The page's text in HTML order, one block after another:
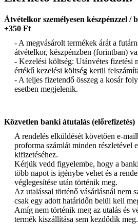
Átvételkor személyesen készpénzzel
+350 Ft
- A megvásárolt termékek árát a
átvételkor, készpénzben (forintban)
- Kezelési költség: Utánvétes fizetési
értékű kezelési költség kerül
- A teljes fizetendő összeg a kosár
esetben megjelenik.
Közvetlen banki átutalás (előrefizetés)
A rendelés elküldését követően e-
proforma számlát minden részletével
kifizetéséhez.
Kérjük vedd figyelembe, hogy a
több napot is igénybe vehet és a
véglegesítése után történik meg.
Az utalással történő vásárlásnál nem
csak egy adott határidőn belül kell
Amíg nem történik meg az utalás és
termék kiszállítása sem kezdődik meg.